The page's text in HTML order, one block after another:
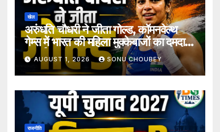
खेल
अरुंधति चौधरी ने जीता गोल्ड, कॉमनवेल्थ
गेम्स में भारत की महिला मुक्केबाजों का दमदार
प्रदर्शन
AUGUST 1, 2026 SONU CHOUBEY
राजनीति